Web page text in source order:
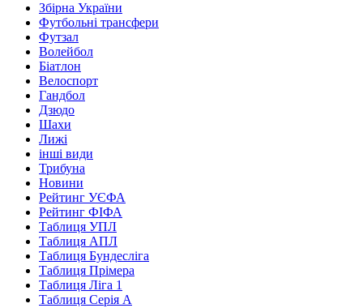
Збірна України
Футбольні трансфери
Футзал
Волейбол
Біатлон
Велоспорт
Гандбол
Дзюдо
Шахи
Лижі
інші види
Трибуна
Новини
Рейтинг УЄФА
Рейтинг ФІФА
Таблиця УПЛ
Таблиця АПЛ
Таблиця Бундесліга
Таблиця Прімера
Таблиця Ліга 1
Таблиця Серія А